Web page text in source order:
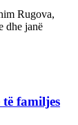
Rugova,
dhe janë
të familjes